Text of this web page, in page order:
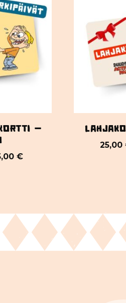
–
€
25,00